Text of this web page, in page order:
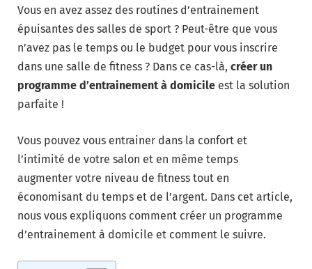
Vous en avez assez des routines d’entrainement
épuisantes des salles de sport ? Peut-être que vous
n’avez pas le temps ou le budget pour vous inscrire
dans une salle de fitness ? Dans ce cas-là, créer un
programme d’entrainement à domicile est la solution
parfaite !
Vous pouvez vous entrainer dans la confort et
l’intimité de votre salon et en même temps
augmenter votre niveau de fitness tout en
économisant du temps et de l’argent. Dans cet article,
nous vous expliquons comment créer un programme
d’entrainement à domicile et comment le suivre.